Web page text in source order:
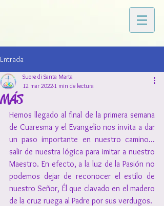
Entrada
MÁS
Suore di Santa Marta
12 mar 20221 min de lectura
Hemos llegado al final de la primera semana
de Cuaresma y el Evangelio nos invita a dar
un paso importante en nuestro camino...
salir de nuestra lógica para imitar a nuestro
Maestro. En efecto, a la luz de la Pasión no
podemos dejar de reconocer el estilo de
nuestro Señor, Él que clavado en el madero
de la cruz ruega al Padre por sus verdugos.